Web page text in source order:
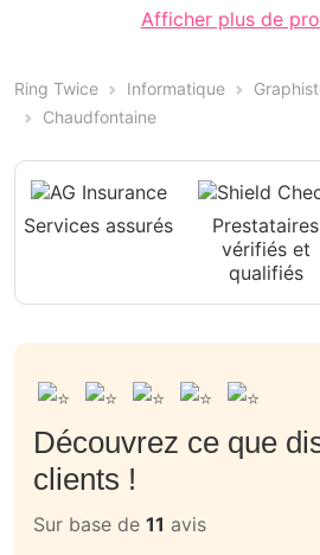
Afficher plus de
Ring Twice Informatique
Chaudfontaine
Services assurés
Prestataires
vérifiés et
qualifiés
Découvrez ce que
clients !
Sur base de 11 avis